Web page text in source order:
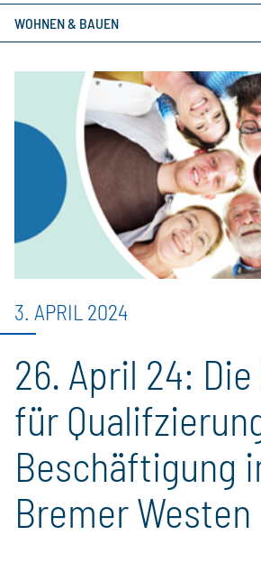
WOHNEN & BAUEN
3. APRIL 2024
26. April 24: Die
für
Beschäftigung
Bremer Westen